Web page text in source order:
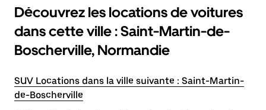
Découvrez les locations de voitures
dans cette ville : Saint-Martin-de-
Boscherville, Normandie
SUV Locations dans la ville suivante : Saint-Martin-
de-Boscherville